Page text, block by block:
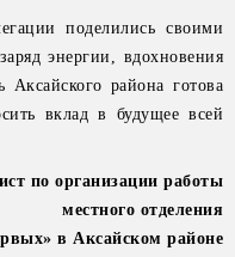
поделились своими
энергии, вдохновения
района готова
вклад в будущее всей
по организации работы
местного отделения
в Аксайском районе